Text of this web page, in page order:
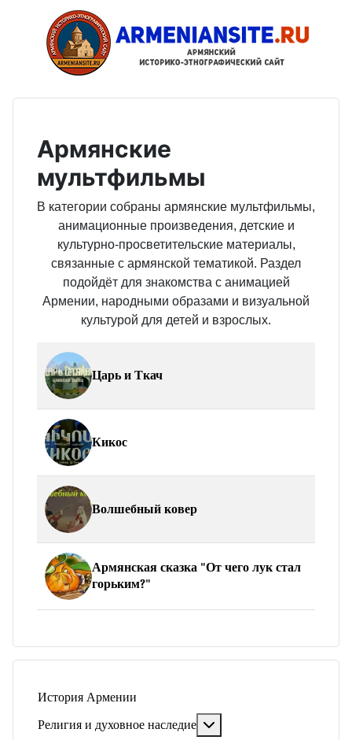
История Армении
Религия и духовное наследие
Армянские
мультфильмы
В категории собраны армянские мультфильмы,
анимационные произведения, детские и
культурно-просветительские материалы,
связанные с армянской тематикой. Раздел
подойдёт для знакомства с анимацией
Армении, народными образами и визуальной
культурой для детей и взрослых.
Царь и Ткач
Кикос
Волшебный ковер
Армянская сказка "От чего лук стал
горьким?"